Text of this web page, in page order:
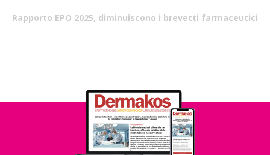
Rapporto EPO 2025, diminuiscono i brevetti farmaceutici